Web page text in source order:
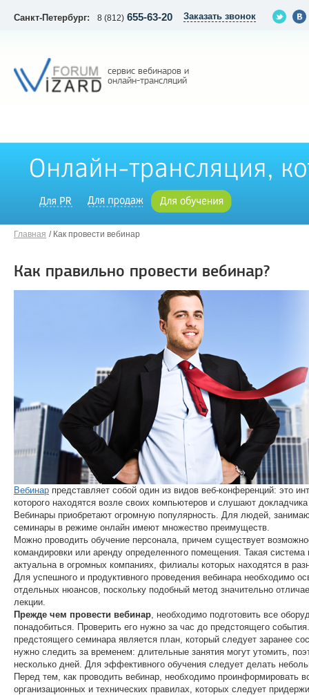
Санкт-Петербург: 8 (812) 655-63-20 Заказать звонок
сервис вебинаров и
онлайн-трансляций
Главная Как провести вебинар
Как правильно провести вебинар?
Вебинар представляет собой один из видов веб-конференций: это
которого находятся возле своих компьютеров и слушают
Вебинары приобретают огромную популярность. Для людей,
семинары в режиме онлайн имеют множество преимуществ.
Можно проводить обучение персонала, причем существует
командировки или аренду определенного помещения. Такая система
актуальна в огромных компаниях, филиалы которых находятся в
Для успешного и продуктивного проведения вебинара необходимо
отдельных нюансов, поскольку подобный метод значительно
лекции.
Прежде чем провести вебинар, необходимо подготовить все
понадобиться. Проверить его нужно за час до предстоящего
предстоящего семинара является план, который следует заранее
нужно следить за временем: длительные занятия могут утомить,
несколько дней. Для эффективного обучения следует делать
Перед тем, как проводить вебинар, необходимо проинформировать
организационных и технических правилах, которых следует